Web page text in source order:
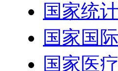
国家统
国家国
国家医